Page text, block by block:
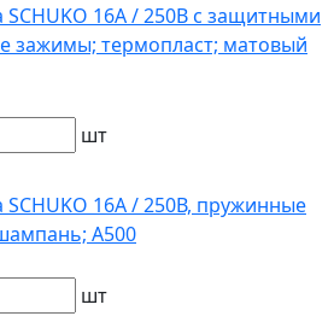
16А / 250В с защитными
зажимы; термопласт; матовый
шт
16А / 250В, пружинные
A500
шт